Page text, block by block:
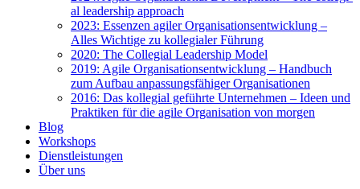
al lea­der­ship approach
2023: Essen­zen agi­ler Orga­ni­sa­ti­ons­ent­wick­lung –
Alles Wich­ti­ge zu kol­le­gia­ler Füh­rung
2020: The Col­le­gi­al Lea­der­ship Model
2019: Agi­le Orga­ni­sa­ti­ons­ent­wick­lung – Hand­buch
zum Auf­bau anpas­sungs­fä­hi­ger Orga­ni­sa­tio­nen
2016: Das kol­le­gi­al geführ­te Unter­neh­men – Ideen und
Prak­ti­ken für die agi­le Orga­ni­sa­ti­on von mor­gen
Blog
Work­shops
Dienst­leis­tun­gen
Über uns